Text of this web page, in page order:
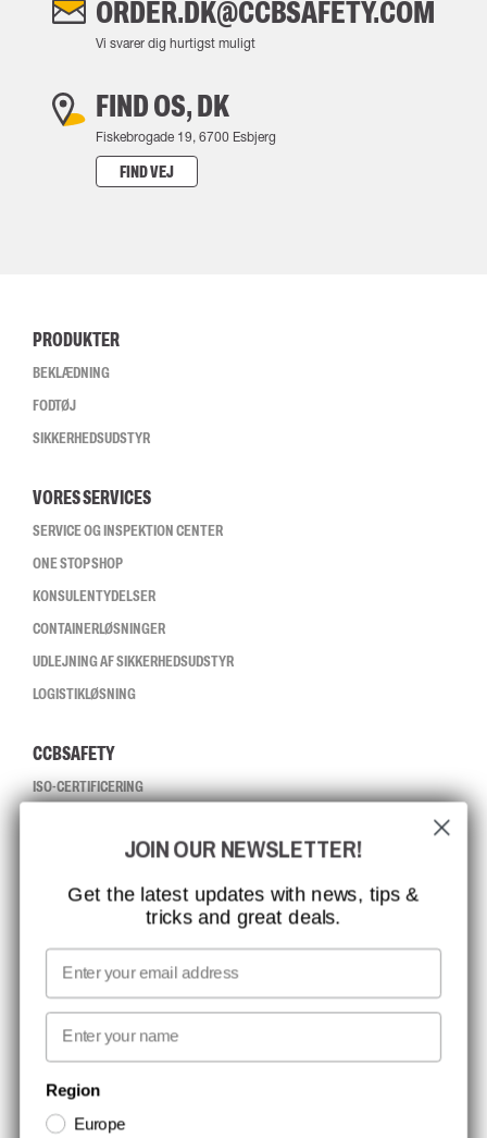
ORDER.DK@CCBSAFETY.COM
Vi svarer dig hurtigst muligt
FIND OS, DK
Fiskebrogade 19, 6700 Esbjerg
FIND VEJ
PRODUKTER
BEKLÆDNING
FODTØJ
SIKKERHEDSUDSTYR
VORES SERVICES
SERVICE OG INSPEKTION CENTER
ONE STOP SHOP
KONSULENTYDELSER
CONTAINERLØSNINGER
UDLEJNING AF SIKKERHEDSUDSTYR
LOGISTIKLØSNING
CCBSAFETY
ISO-CERTIFICERING
MISSION, VISION OG VÆRDIER
KONTAKT
JOB HOS CCBSAFETY
MEDIA
VI TAGER ANSVAR
NYHEDSBREV TILMELDING
Hold dig opdateret med gode tilbud og produktnyheder. Din e-mail
JOIN OUR NEWSLETTER!
Get the latest updates with news, tips &
tricks and great deals.
Email
First name
Region
Europe